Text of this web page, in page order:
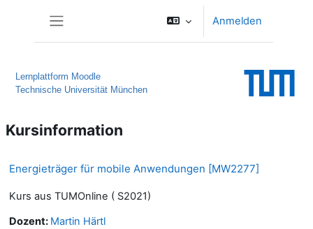
Anmelden
Lernplattform Moodle
Technische Universität München
Kursinformation
Energieträger für mobile Anwendungen [MW2277]
Kurs aus TUMOnline ( S2021)
Dozent: Martin Härtl